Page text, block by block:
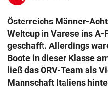
search
eingeben
Österreichs Männer-
Weltcup in Varese ins A-
geschafft. Allerdings
Boote in dieser Klasse
ließ das ÖRV-Team als
Mannschaft Italiens